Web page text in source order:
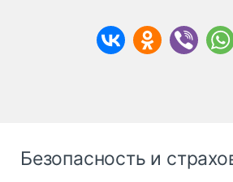
Безопасность и